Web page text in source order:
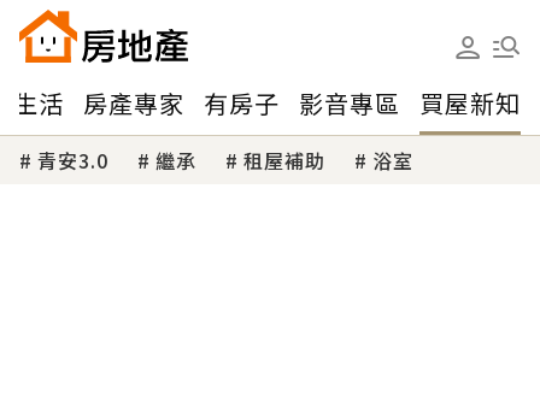
生活 房產專家 有房子 影音專區 買屋新知
青安3.0 繼承 租屋補助 浴室